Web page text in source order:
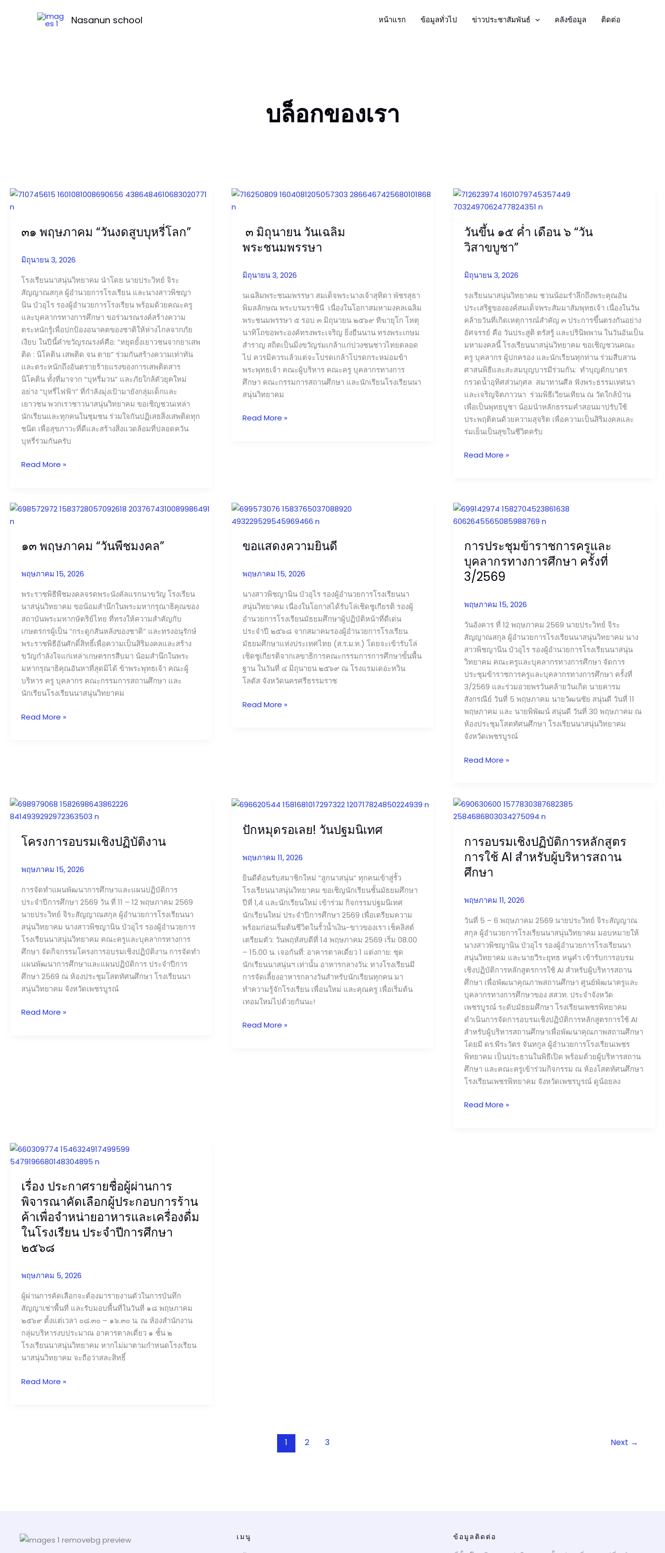
Nasanun school หน้าแรก ข้อมูลทั่วไป ข่าวประชาสัมพันธ์ คลังข้อมูล ติดต่อ
บล็อกของเรา
๓๑ พฤษภาคม “วันงดสูบบุหรี่โลก”
มิถุนายน 3, 2026
โรงเรียนนาสนุ่นวิทยาคม นำโดย นายประวิทย์ จิระ
สัญญาณสกุล ผู้อำนวยการโรงเรียน และนางสาวพิชญา
นิน บัวอุไร รองผู้อำนวยการโรงเรียน พร้อมด้วยคณะครู
และบุคลากรทางการศึกษา ขอร่วมรณรงค์สร้างความ
ตระหนักรู้เพื่อปกป้องอนาคตของชาติให้ห่างไกลจากภัย
เงียบ ในปีนี้คำขวัญรณรงค์คือ: “หยุดยั้งเยาวชนจากยาเสพ
ติด : นิโคติน เสพติด จน ตาย” ร่วมกันสร้างความเท่าทัน
และตระหนักถึงอันตรายร้ายแรงของการเสพติดสาร
นิโคติน ทั้งที่มาจาก “บุหรี่มวน” และภัยใกล้ตัวยุคใหม่
อย่าง “บุหรี่ไฟฟ้า” ที่กำลังมุ่งเป้ามายังกลุ่มเด็กและ
เยาวชน พวกเราชาวนาสนุ่นวิทยาคม ขอเชิญชวนเหล่า
นักเรียนและทุกคนในชุมชน ร่วมใจกันปฏิเสธสิ่งเสพติดทุก
ชนิด เพื่อสุขภาวะที่ดีและสร้างสิ่งแวดล้อมที่ปลอดควัน
บุหรี่ร่วมกันครับ
๓๑
งด
บุหรี่
โลก”
Read More »
๓ มิถุนายน วันเฉลิม
พระชนมพรรษา
มิถุนายน 3, 2026
นเฉลิมพระชนมพรรษา สมเด็จพระนางเจ้าสุทิดา พัชรสุธา
พิมลลักษณ พระบรมราชินี เนื่องในโอกาสมหามงคลเฉลิม
พระชนมพรรษา ๕ รอบ ๓ มิถุนายน ๒๕๖๙ ทีฆายุโก โหตุ
นาทิโถขอพระองค์ทรงพระเจริญ ยิ่งยืนนาน ทรงพระเกษม
สำราญ สถิตเป็นมิ่งขวัญร่มเกล้าแก่ปวงชนชาวไทยตลอด
ไป ควรมิควรแล้วแต่จะโปรดเกล้าโปรดกระหม่อมข้า
พระพุทธเจ้า คณะผู้บริหาร คณะครู บุคลากรทางการ
ศึกษา คณะกรรมการสถานศึกษา และนักเรียนโรงเรียนนา
สนุ่นวิทยาคม
๓
เฉลิม
พระชนมพรรษา
Read More »
วันขึ้น ๑๕ ค่ำ เดือน ๖ “วัน
วิสาขบูชา”
มิถุนายน 3, 2026
รงเรียนนาสนุ่นวิทยาคม ชวนน้อมรำลึกถึงพระคุณอัน
ประเสริฐขององค์สมเด็จพระสัมมาสัมพุทธเจ้า เนื่องในวัน
คล้ายวันที่เกิดเหตุการณ์สำคัญ ๓ ประการขึ้นตรงกันอย่าง
อัศจรรย์ คือ วันประสูติ ตรัสรู้ และปรินิพพาน ในวันอันเป็น
มหามงคลนี้ โรงเรียนนาสนุ่นวิทยาคม ขอเชิญชวนคณะ
ครู บุคลากร ผู้ปกครอง และนักเรียนทุกท่าน ร่วมสืบสาน
ศาสนพิธีและสะสมบุญบารมีร่วมกัน: ทำบุญตักบาตร
กรวดน้ำอุทิศส่วนกุศล สมาทานศีล ฟังพระธรรมเทศนา
และเจริญจิตภาวนา ร่วมพิธีเวียนเทียน ณ วัดใกล้บ้าน
เพื่อเป็นพุทธบูชา น้อมนำหลักธรรมคำสอนมาปรับใช้
ประพฤติตนด้วยความสุจริต เพื่อความเป็นสิริมงคลและ
ร่มเย็นเป็นสุขในชีวิตครับ
วัน
ขึ้น
ค่ำ
เดือน
วิสาขบูชา”
Read More »
๑๓ พฤษภาคม “วันพืชมงคล”
พฤษภาคม 15, 2026
พระราชพิธีพืชมงคลจรดพระนังคัลแรกนาขวัญ โรงเรียน
นาสนุ่นวิทยาคม ขอน้อมสำนึกในพระมหากรุณาธิคุณของ
สถาบันพระมหากษัตริย์ไทย ที่ทรงให้ความสำคัญกับ
เกษตรกรผู้เป็น “กระดูกสันหลังของชาติ” และทรงอนุรักษ์
พระราชพิธีอันศักดิ์สิทธิ์เพื่อความเป็นสิริมงคลและสร้าง
ขวัญกำลังใจแก่เหล่าเกษตรกรสืบมา น้อมสำนึกในพระ
มหากรุณาธิคุณอันหาที่สุดมิได้ ข้าพระพุทธเจ้า คณะผู้
บริหาร ครู บุคลากร คณะกรรมการสถานศึกษา และ
นักเรียนโรงเรียนนาสนุ่นวิทยาคม
๑๓
พืช
Read More »
ขอแสดงความยินดี
พฤษภาคม 15, 2026
นางสาวพิชญานิน บัวอุไร รองผู้อำนวยการโรงเรียนนา
สนุ่นวิทยาคม เนื่องในโอกาสได้รับโล่เชิดชูเกียรติ รองผู้
อำนวยการโรงเรียนมัธยมศึกษาผู้ปฏิบัติหน้าที่ดีเด่น
ประจำปี ๒๕๖๘ จากสมาคมรองผู้อำนวยการโรงเรียน
มัธยมศึกษาแห่งประเทศไทย (ส.ร.ม.ท.) โดยจะเข้ารับโล่
เชิดชูเกียรติจากเลขาธิการคณะกรรมการการศึกษาขั้นพื้น
ฐาน ในวันที่ ๔ มิถุนายน ๒๕๖๙ ณ โรงแรมเดอะทวิน
โลตัส จังหวัดนครศรีธรรมราช
ขอ
แสดง
ยินดี
Read More »
การประชุมข้าราชการครูและ
บุคลากรทางการศึกษา ครั้งที่
3/2569
พฤษภาคม 15, 2026
วันอังคาร ที่ 12 พฤษภาคม 2569 นายประวิทย์ จิระ
สัญญาณสกุล ผู้อำนวยการโรงเรียนนาสนุ่นวิทยาคม นาง
สาวพิชญานิน บัวอุไร รองผู้อำนวยการโรงเรียนนาสนุ่น
วิทยาคม คณะครูและบุคลากรทางการศึกษา จัดการ
ประชุมข้าราชการครูและบุคลากรทางการศึกษา ครั้งที่
3/2569 และร่วมอวยพรวันคล้ายวันเกิด นายคารม
สังกรณีย์ วันที่ 5 พฤษภาคม นายวัฒนชัย สนุ่นดี วันที่ 11
พฤษภาคม และ นายพิพัฒน์ สนุ่นดี วันที่ 30 พฤษภาคม ณ
ห้องประชุมโสตทัศนศึกษา โรงเรียนนาสนุ่นวิทยาคม
จังหวัดเพชรบูรณ์
การ
ประชุม
ครู
และ
บุคลากร
ทางการ
ครั้ง
ที่
3/2569
Read More »
โครงการอบรมเชิงปฏิบัติงาน
พฤษภาคม 15, 2026
การจัดทำแผนพัฒนาการศึกษาและแผนปฏิบัติการ
ประจำปีการศึกษา 2569 วัน ที่ 11 – 12 พฤษภาคม 2569
นายประวิทย์ จิระสัญญาณสกุล ผู้อำนวยการโรงเรียนนา
สนุ่นวิทยาคม นางสาวพิชญานิน บัวอุไร รองผู้อำนวยการ
โรงเรียนนาสนุ่นวิทยาคม คณะครูและบุคลากรทางการ
ศึกษา จัดกิจกรรมโครงการอบรมเชิงปฏิบัติงาน การจัดทำ
แผนพัฒนาการศึกษาและแผนปฏิบัติการ ประจำปีการ
ศึกษา 2569 ณ ห้องประชุมโสตทัศนศึกษา โรงเรียนนา
สนุ่นวิทยาคม จังหวัดเพชรบูรณ์
โครงการ
อบรม
ปฏิบัติ
Read More »
ปักหมุดรอเลย! วันปฐมนิเทศ
พฤษภาคม 11, 2026
ยินดีต้อนรับสมาชิกใหม่ “ลูกนาสนุ่น” ทุกคนเข้าสู่รั้ว
โรงเรียนนาสนุ่นวิทยาคม ขอเชิญนักเรียนชั้นมัธยมศึกษา
ปีที่ 1,4 และนักเรียนใหม่ เข้าร่วม กิจกรรมปฐมนิเทศ
นักเรียนใหม่ ประจำปีการศึกษา 2569 เพื่อเตรียมความ
พร้อมก่อนเริ่มต้นชีวิตในรั้วน้ำเงิน-ขาวของเรา เช็คลิสต์
เตรียมตัว: วันพฤหัสบดีที่ 14 พฤษภาคม 2569 เริ่ม 08.00
– 15.00 น. เจอกันที่: อาคารตาลเดี่ยว 1 แต่งกาย: ชุด
นักเรียนนาสนุ่นฯ เท่านั้น อาหารกลางวัน: ทางโรงเรียนมี
การจัดเลี้ยงอาหารกลางวันสำหรับนักเรียนทุกคน มา
ทำความรู้จักโรงเรียน เพื่อนใหม่ และคุณครู เพื่อเริ่มต้น
เทอมใหม่ไปด้วยกันนะ!
ปัก
รอ
Read More »
การอบรมเชิงปฏิบัติการหลักสูตร
การใช้ AI สำหรับผู้บริหารสถาน
ศึกษา
พฤษภาคม 11, 2026
วันที่ 5 – 6 พฤษภาคม 2569 นายประวิทย์ จิระสัญญาณ
สกุล ผู้อำนวยการโรงเรียนนาสนุ่นวิทยาคม มอบหมายให้
นางสาวพิชญานิน บัวอุไร รองผู้อำนวยการโรงเรียนนา
สนุ่นวิทยาคม และนายวีระยุทธ หนูคำ เข้ารับการอบรม
เชิงปฏิบัติการหลักสูตรการใช้ AI สำหรับผู้บริหารสถาน
ศึกษา เพื่อพัฒนาคุณภาพสถานศึกษา ศูนย์พัฒนาครูและ
บุคลากรทางการศึกษาของ สสวท. ประจำจังหวัด
เพชรบูรณ์ ระดับมัธยมศึกษา โรงเรียนเพชรพิทยาคม
ดำเนินการจัดการอบรมเชิงปฏิบัติการหลักสูตรการใช้ AI
สำหรับผู้บริหารสถานศึกษาเพื่อพัฒนาคุณภาพสถานศึกษา
โดยมี ดร.พีระวัตร จันทกูล ผู้อำนวยการโรงเรียนเพชร
พิทยาคม เป็นประธานในพิธีเปิด พร้อมด้วยผู้บริหารสถาน
ศึกษา และคณะครูเข้าร่วมกิจกรรม ณ ห้องโสตทัศนศึกษา
โรงเรียนเพชรพิทยาคม จังหวัดเพชรบูรณ์ ดูน้อยลง
การ
อบรม
ปฏิบัติ
การ
หลักสูตร
การ
AI
สำหรับ
บริหาร
สถาน
ศึกษา
Read More »
เรื่อง ประกาศรายชื่อผู้ผ่านการ
พิจารณาคัดเลือกผู้ประกอบการร้าน
ค้าเพื่อจำหน่ายอาหารและเครื่องดื่ม
ในโรงเรียน ประจำปีการศึกษา
๒๕๖๘
พฤษภาคม 5, 2026
ผู้ผ่านการคัดเลือกจะต้องมารายงานตัวในการบันทึก
สัญญาเช่าพื้นที่ และรับมอบพื้นที่ในวันที่ ๑๘ พฤษภาคม
๒๕๖๙ ตั้งแต่เวลา ๐๘.๓๐ – ๑๖.๓๐ น. ณ ห้องสำนักงาน
กลุ่มบริหารงบประมาณ อาคารตาลเดี่ยว ๑ ชั้น ๒
โรงเรียนนาสนุ่นวิทยาคม หากไม่มาตามกำหนดโรงเรียน
นาสนุ่นวิทยาคม จะถือว่าสละสิทธิ์
เรื่อง
ประกาศ
ชื่อ
ผู้
ผ่าน
การ
พิจารณา
คัด
ผู้
การ
ร้าน
ค้า
เพื่อ
จำหน่าย
อาหาร
เครื่อง
Read More »
1 2 3 Next →
เมนู ข้อมูลติดต่อ